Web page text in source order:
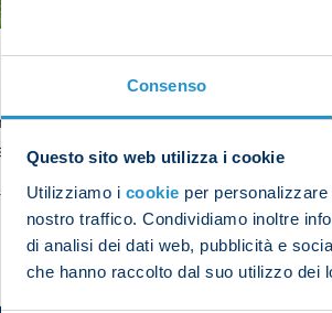
Consenso
Questo sito web utilizza i cookie
Utilizziamo i cookie per
nostro traffico. Condividiamo inoltre
di analisi dei dati web, pubblicità e
che hanno raccolto dal suo utilizzo dei
team were at the training ground
to the capital, where they will take
some warm-up work, the